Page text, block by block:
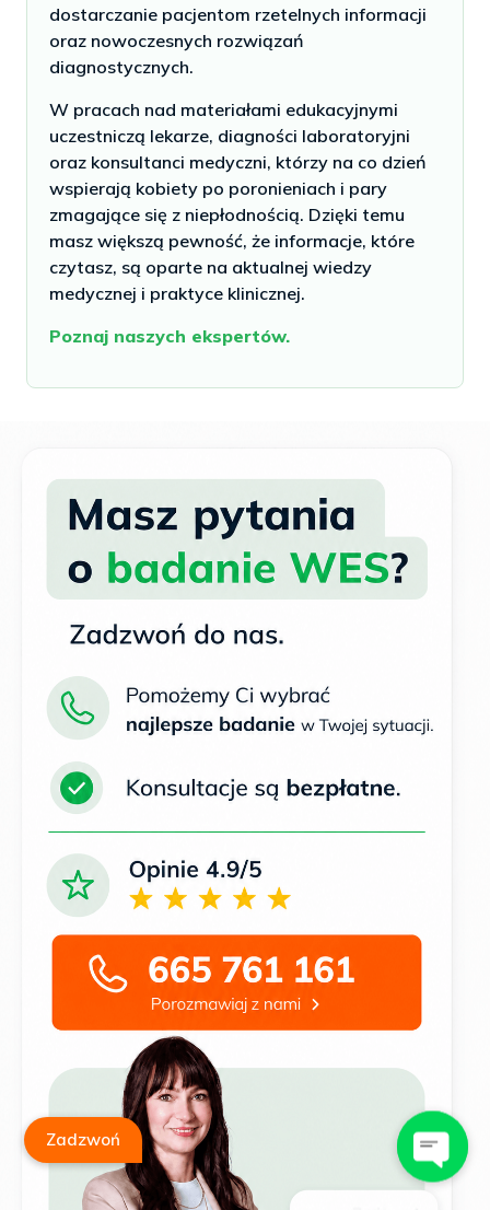
dostarczanie pacjentom rzetelnych informacji
oraz nowoczesnych rozwiązań
diagnostycznych.
W pracach nad materiałami edukacyjnymi
uczestniczą lekarze, diagności laboratoryjni
oraz konsultanci medyczni, którzy na co dzień
wspierają kobiety po poronieniach i pary
zmagające się z niepłodnością. Dzięki temu
masz większą pewność, że informacje, które
czytasz, są oparte na aktualnej wiedzy
medycznej i praktyce klinicznej.
Poznaj naszych ekspertów.
Zadzwoń